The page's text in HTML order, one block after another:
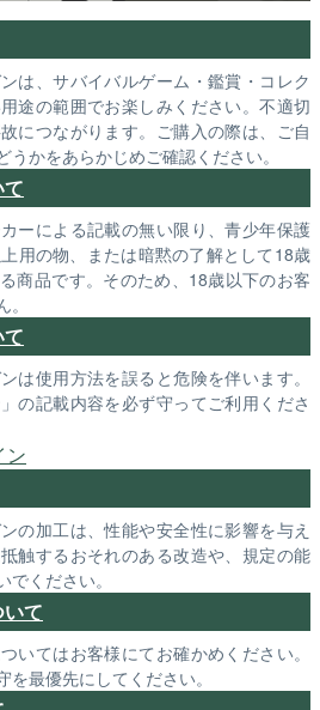
は、サバイバルゲーム・鑑賞・コレク
途の範囲でお楽しみください。不適切
につながります。ご購入の際は、ご自
かをあらかじめご確認ください。
ーによる記載の無い限り、青少年保護
用の物、または暗黙の了解として18歳
商品です。そのため、18歳以下のお客
は使用方法を誤ると危険を伴います。
の記載内容を必ず守ってご利用くださ
ン
の加工は、性能や安全性に影響を与え
触するおそれのある改造や、規定の能
ください。
て
いてはお客様にてお確かめください。
最優先にしてください。